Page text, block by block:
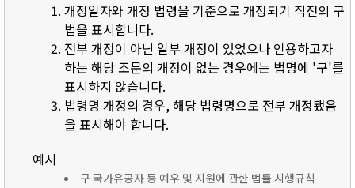
개정일자와 개정 법령을 기준으로 개정되기 직전의 구
법을 표시합니다.
전부 개정이 아닌 일부 개정이 있었으나 인용하고자
하는 해당 조문의 개정이 없는 경우에는 법명에 '구'를
표시하지 않습니다.
법령명 개정의 경우, 해당 법령명으로 전부 개정됐음
을 표시해야 합니다.
예시
구 국가유공자 등 예우 및 지원에 관한 법률 시행규칙